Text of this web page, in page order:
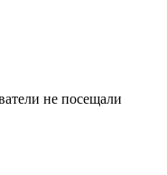
не посещали